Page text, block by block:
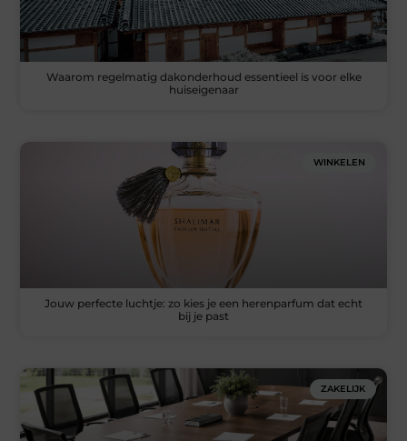
Waarom regelmatig dakonderhoud essentieel is voor elke
huiseigenaar
WINKELEN
Jouw perfecte luchtje: zo kies je een herenparfum dat echt
bij je past
ZAKELIJK